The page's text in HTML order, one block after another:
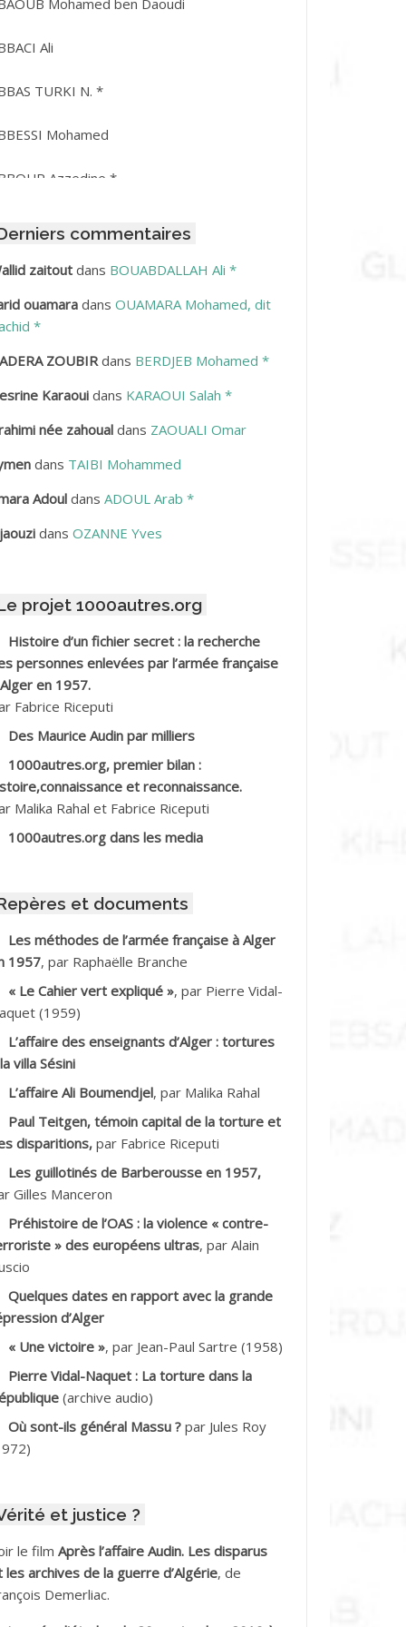
Ali
TURKI N. *
Mohamed
Azzedine *
Amar
Hamid
Mohamed
Lakhdar
Haciba
Mohamed Hamoud*
Mohamed *
Ahmed
Mohamed ben Kaddour
Kouider
Ahmed dit le Coiffeur
Mohamed
Salah
M.*
Ali
Tahar
Ramdane *
Baghdad*
Boualem*
Rachid
Omar
Vve AIT SAADA
Mohamed Akli
commentaires
zaitoutdans BOUABDALLAH Ali *
ouamaradans OUAMARA Mohamed, dit
*
ZOUBIRdans BERDJEB Mohamed *
Karaouidans KARAOUI Salah *
née zahoualdans ZAOUALI Omar
dans TAIBI Mohammed
Adouldans ADOUL Arab *
dans OZANNE Yves
projet 1000autres.org
Histoire d’un fichier secret : la recherche
personnes enlevées par l’armée française
en 1957.
Fabrice Riceputi
Des Maurice Audin par milliers
1000autres.org, premier bilan :
et reconnaissance.
Malika Rahal et Fabrice Riceputi
1000autres.org dans les media
et documents
Les méthodes de l’armée française à Alger
1957, par Raphaëlle Branche
« Le Cahier vert expliqué », par Pierre Vidal-
(1959)
L’affaire des enseignants d’Alger : tortures
villa Sésini
L’affaire Ali Boumendjel, par Malika Rahal
Paul Teitgen, témoin capital de la torture et
disparitions, par Fabrice Riceputi
Les guillotinés de Barberousse en 1957,
Gilles Manceron
Préhistoire de l’OAS : la violence « contre-
» des européens ultras, par Alain
Quelques dates en rapport avec la grande
d’Alger
« Une victoire », par Jean-Paul Sartre (1958)
Pierre Vidal-Naquet : La torture dans la
(archive audio)
Où sont-ils général Massu ? par Jules Roy
et justice ?
le film Après l’affaire Audin. Les disparus
les archives de la guerre d’Algérie, de
Demerliac.